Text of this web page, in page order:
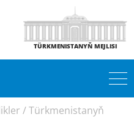
TÜRKMENISTANYŇ MEJLISI
/Türkmenistanyň